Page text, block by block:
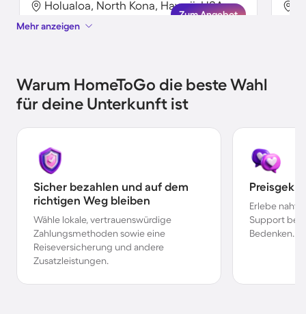
Holualoa, North Kona, Hawaii, USA
Zum Angebot
Mehr anzeigen
Warum HomeToGo die beste Wahl
für deine Unterkunft ist
Sicher bezahlen und auf dem
richtigen Weg bleiben
Wähle lokale, vertrauenswürdige
Zahlungsmethoden sowie eine
Reiseversicherung und andere
Zusatzleistungen.
Erlebe
Support bei
Bedenken.